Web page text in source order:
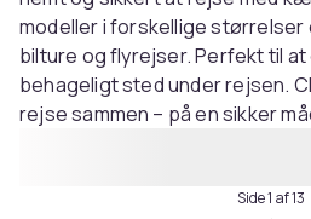
modeller i forskellige størrelser
bilture og flyrejser. Perfekt til
behageligt sted under rejsen.
rejse sammen – på en sikker
Side 1 af 13